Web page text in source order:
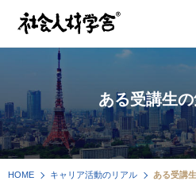
ある受講生
HOME キャリア活動のリアル ある受講